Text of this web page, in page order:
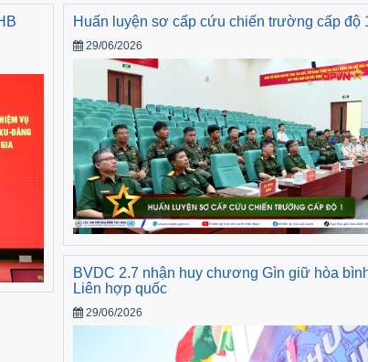
Huấn luyện sơ cấp cứu chiến trường cấp độ
29/06/2026
BVDC 2.7 nhận huy chương Gìn giữ hòa
Liên hợp quốc
29/06/2026